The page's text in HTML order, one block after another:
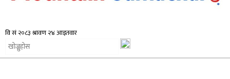
समाचार
प्रदेश